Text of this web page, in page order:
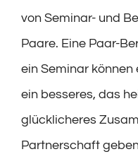
von Seminar- und
Paare. Eine Paar-
ein Seminar
ein besseres, das
glücklicheres
Partnerschaft